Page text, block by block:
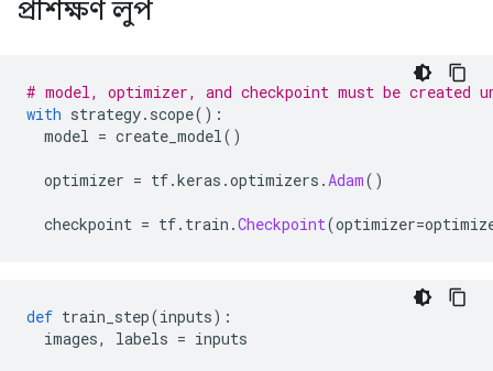
প্রশিক্ষণ লুপ
# model, optimizer, and checkpoint must be created
with strategy. scope():
model = create_model()
optimizer = tf.keras .optimizers .Adam()
checkpoint = tf. train .Checkpoint(optimizer=
def train_step(inputs):
images, labels = inputs